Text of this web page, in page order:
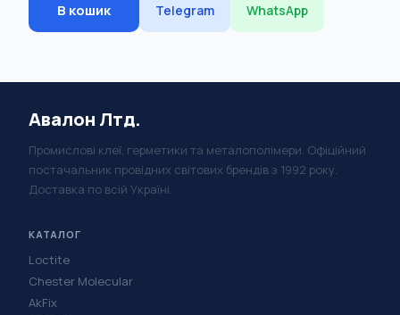
В кошик Telegram WhatsApp
Авалон Лтд.
Промислові клеї, герметики та металополімери. Офіційний
постачальник провідних світових брендів з 1992 року.
Доставка по всій Україні.
КАТАЛОГ
Loctite
Chester Molecular
AkFix